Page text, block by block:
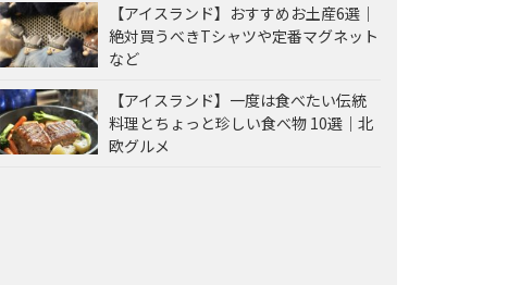
【アイスランド】おすすめお土産6選｜
絶対買うべきTシャツや定番マグネット
など
【アイスランド】一度は食べたい伝統
料理とちょっと珍しい食べ物 10選｜北
欧グルメ